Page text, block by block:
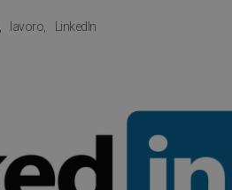
lavoro LinkedIn